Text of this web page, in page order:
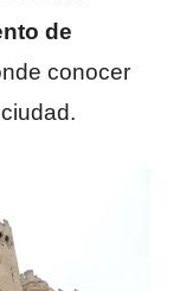
de
conocer